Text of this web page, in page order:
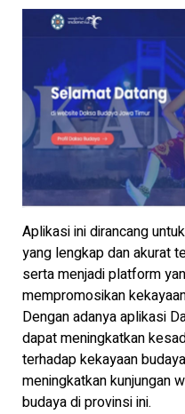
Aplikasi ini dirancang
yang lengkap dan akurat
serta menjadi platform
mempromosikan
Dengan adanya aplikasi
dapat meningkatkan
terhadap kekayaan
meningkatkan kunjungan
budaya di provinsi ini.